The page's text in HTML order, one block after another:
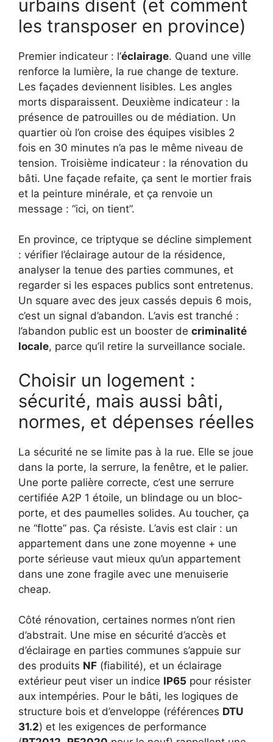
urbains disent (et comment
les transposer en province)
Premier indicateur : l’éclairage. Quand une ville
renforce la lumière, la rue change de texture.
Les façades deviennent lisibles. Les angles
morts disparaissent. Deuxième indicateur : la
présence de patrouilles ou de médiation. Un
quartier où l’on croise des équipes visibles 2
fois en 30 minutes n’a pas le même niveau de
tension. Troisième indicateur : la rénovation du
bâti. Une façade refaite, ça sent le mortier frais
et la peinture minérale, et ça renvoie un
message : “ici, on tient”.
En province, ce triptyque se décline simplement
: vérifier l’éclairage autour de la résidence,
analyser la tenue des parties communes, et
regarder si les espaces publics sont entretenus.
Un square avec des jeux cassés depuis 6 mois,
c’est un signal d’abandon. L’avis est tranché :
l’abandon public est un booster de criminalité
locale, parce qu’il retire la surveillance sociale.
Choisir un logement :
sécurité, mais aussi bâti,
normes, et dépenses réelles
La sécurité ne se limite pas à la rue. Elle se joue
dans la porte, la serrure, la fenêtre, et le palier.
Une porte palière correcte, c’est une serrure
certifiée A2P 1 étoile, un blindage ou un bloc-
porte, et des paumelles solides. Au toucher, ça
ne “flotte” pas. Ça résiste. L’avis est clair : un
appartement dans une zone moyenne + une
porte sérieuse vaut mieux qu’un appartement
dans une zone fragile avec une menuiserie
cheap.
Côté rénovation, certaines normes n’ont rien
d’abstrait. Une mise en sécurité d’accès et
d’éclairage en parties communes s’appuie sur
des produits NF (fiabilité), et un éclairage
extérieur peut viser un indice IP65 pour résister
aux intempéries. Pour le bâti, les logiques de
structure bois et d’enveloppe (références DTU
31.2) et les exigences de performance